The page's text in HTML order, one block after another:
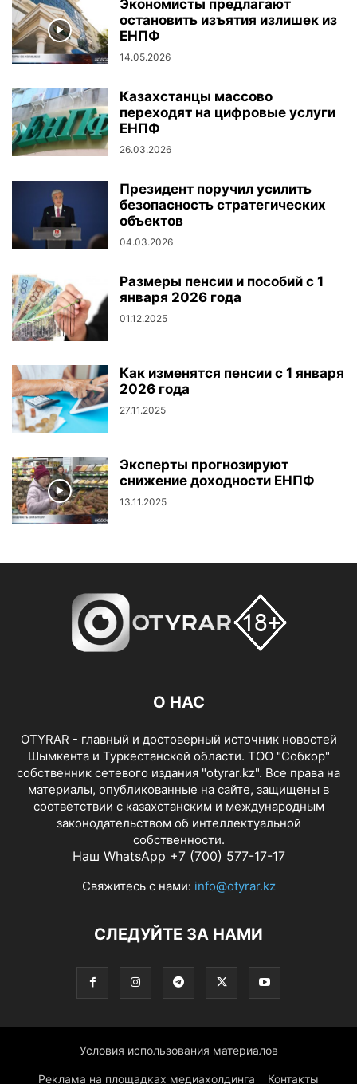
Экономисты предлагают
остановить изъятия излишек из
ЕНПФ
14.05.2026
Казахстанцы массово
переходят на цифровые услуги
ЕНПФ
26.03.2026
Президент поручил усилить
безопасность стратегических
объектов
04.03.2026
Размеры пенсии и пособий с 1
января 2026 года
01.12.2025
Как изменятся пенсии с 1 января
2026 года
27.11.2025
Эксперты прогнозируют
снижение доходности ЕНПФ
13.11.2025
О НАС
OTYRAR - главный и достоверный источник новостей
Шымкента и Туркестанской области. ТОО "Собкор"
собственник сетевого издания "otyrar.kz". Все права на
материалы, опубликованные на сайте, защищены в
соответствии с казахстанским и международным
законодательством об интеллектуальной
собственности.
Наш WhatsApp +7 (700) 577-17-17
Свяжитесь с нами: info@otyrar.kz
СЛЕДУЙТЕ ЗА НАМИ
Условия использования материалов
Реклама на площадках медиахолдинга Контакты